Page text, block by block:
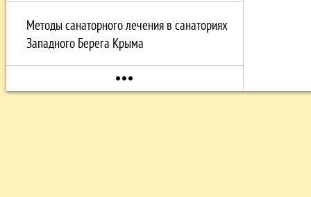
Методы санаторного лечения в санаториях
Западного Берега Крыма
more_horiz